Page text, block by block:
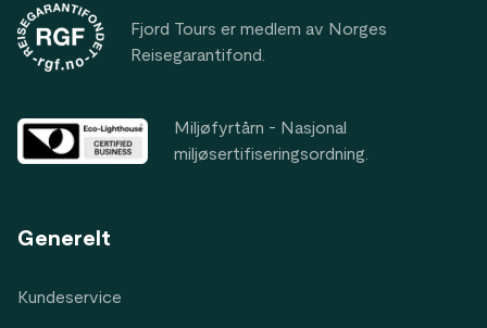
Fjord Tours er medlem av Norges
Reisegarantifond.
Miljøfyrtårn - Nasjonal
miljøsertifiseringsordning.
Generelt
Kundeservice